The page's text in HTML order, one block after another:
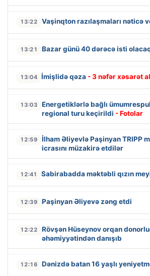
13:22 Vaşinqton razılaşmaları nəticə
13:21 Bazar günü 40 dərəcə isti
13:04 İmişlidə qəza - 3 nəfər xəsarət
13:03
Energetiklərlə bağlı
regional turu keçirildi - Fotolar
12:59
İlham Əliyevlə Paşinyan TRIPP
icrasını müzakirə etdilər
12:41 Sabirabadda məktəbli qızın
12:39 Paşinyan Əliyevə zəng etdi
12:22
Rövşən Hüseynov orqan
əhəmiyyətindən danışıb
12:16 Dənizdə batan 16 yaşlı